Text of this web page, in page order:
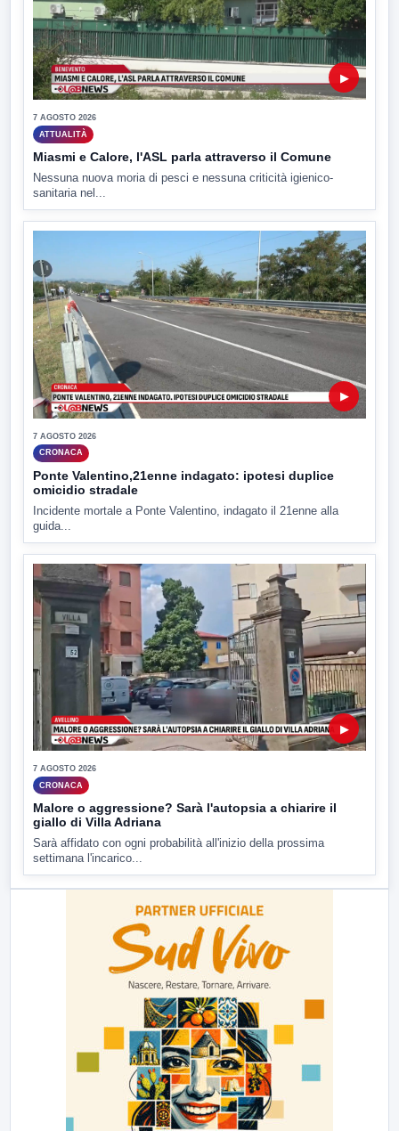
▶
7 AGOSTO 2026
ATTUALITÀ
Miasmi e Calore, l'ASL parla attraverso il Comune
Nessuna nuova moria di pesci e nessuna criticità igienico-
sanitaria nel...
▶
7 AGOSTO 2026
CRONACA
Ponte Valentino,21enne indagato: ipotesi duplice
omicidio stradale
Incidente mortale a Ponte Valentino, indagato il 21enne alla
guida...
▶
7 AGOSTO 2026
CRONACA
Malore o aggressione? Sarà l'autopsia a chiarire il
giallo di Villa Adriana
Sarà affidato con ogni probabilità all'inizio della prossima
settimana l'incarico...